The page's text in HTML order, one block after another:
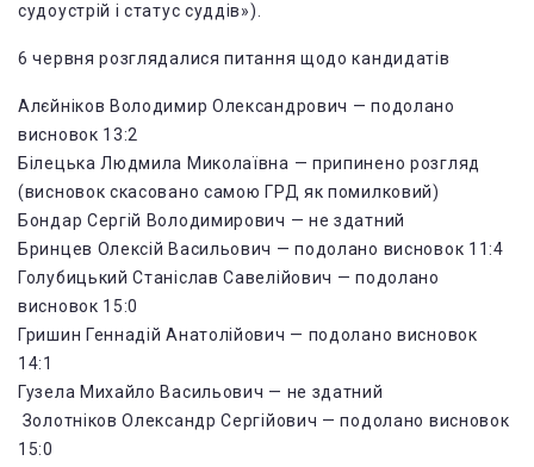
судоустрій і статус суддів»).
6 червня розглядалися питання щодо кандидатів
Алєйніков Володимир Олександрович — подолано
висновок 13:2
Білецька Людмила Миколаївна — припинено розгляд
(висновок скасовано самою ГРД як помилковий)
Бондар Сергій Володимирович — не здатний
Бринцев Олексій Васильович — подолано висновок 11:4
Голубицький Станіслав Савелійович — подолано
висновок 15:0
Гришин Геннадій Анатолійович — подолано висновок
14:1
Гузела Михайло Васильович — не здатний
Золотніков Олександр Сергійович — подолано висновок
15:0